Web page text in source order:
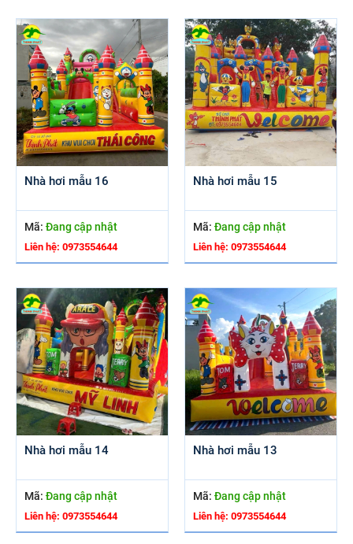
Nhà hơi mẫu 16
Mã: Đang cập nhật
Liên hệ: 0973554644
Nhà hơi mẫu 15
Mã: Đang cập nhật
Liên hệ: 0973554644
Nhà hơi mẫu 14
Mã: Đang cập nhật
Liên hệ: 0973554644
Nhà hơi mẫu 13
Mã: Đang cập nhật
Liên hệ: 0973554644